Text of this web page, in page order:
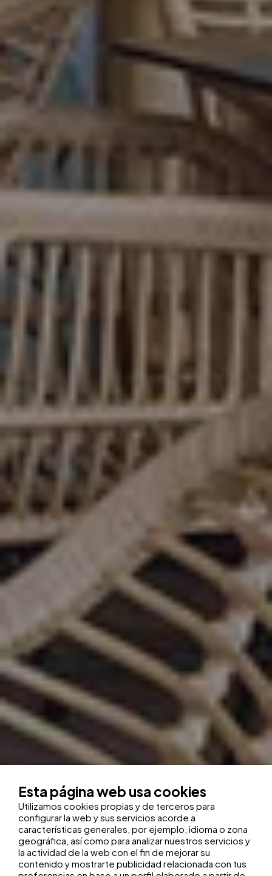
Esta página web usa cookies
Utilizamos cookies propias y de terceros para
configurar la web y sus servicios acorde a
características generales, por ejemplo, idioma o zona
geográfica, así como para analizar nuestros servicios y
la actividad de la web con el fin de mejorar su
contenido y mostrarte publicidad relacionada con tus